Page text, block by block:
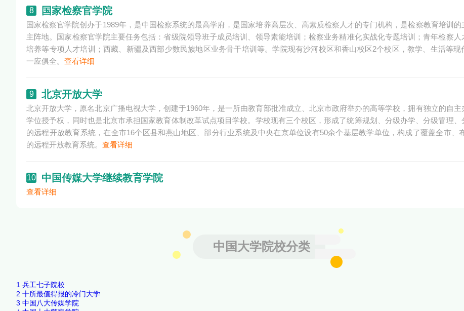
8 国家检察官学院
国家检察官学院创办于1989年，是中国检察系统的最高学府，是国家培养高层次、高素质检察人才的专门机构，是检察教育培训的
主阵地。国家检察官学院主要任务包括：省级院领导班子成员培训、领导素能培训；检察业务精准化实战化专题培训；青年检察人
培养等专项人才培训；西藏、新疆及西部少数民族地区业务骨干培训等。学院现有沙河校区和香山校区2个校区，教学、生活等现
一应俱全。 查看详细
9 北京开放大学
北京开放大学，原名北京广播电视大学，创建于1960年，是一所由教育部批准成立、北京市政府举办的高等学校，拥有独立的自主
学位授予权，同时也是北京市承担国家教育体制改革试点项目学校。学校现有三个校区，形成了统筹规划、分级办学、分级管理、
的远程开放教育系统，在全市16个区县和燕山地区、部分行业系统及中央在京单位设有50余个基层教学单位，构成了覆盖全市、
的远程开放教育系统。 查看详细
10 中国传媒大学继续教育学院
查看详细
中国大学院校分类
1 兵工七子院校
2 十所最值得报的冷门大学
3 中国八大传媒学院